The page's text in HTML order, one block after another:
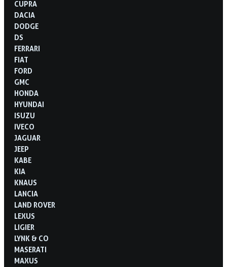
CUPRA
DACIA
DODGE
DS
FERRARI
FIAT
FORD
GMC
HONDA
HYUNDAI
ISUZU
IVECO
JAGUAR
JEEP
KABE
KIA
KNAUS
LANCIA
LAND ROVER
LEXUS
LIGIER
LYNK & CO
MASERATI
MAXUS